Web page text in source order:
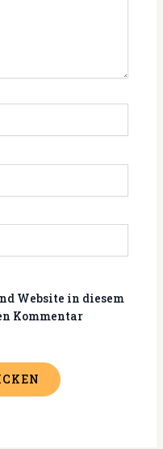
Website in diesem
Kommentar